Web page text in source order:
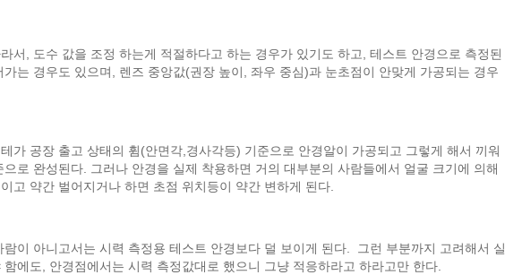
서, 도수 값을 조정 하는게 적절하다고 하는 경우가 있기도 하고, 테스트 안경으로 측정된
는 경우도 있으며, 렌즈 중앙값(권장 높이, 좌우 중심)과 눈초점이 안맞게 가공되는 경우
가 공장 출고 상태의 휨(안면각,경사각등) 기준으로 안경알이 가공되고 그렇게 해서 끼워
로 완성된다. 그러나 안경을 실제 착용하면 거의 대부분의 사람들에서 얼굴 크기에 의해
고 약간 벌어지거나 하면 초점 위치등이 약간 변하게 된다.
이 아니고서는 시력 측정용 테스트 안경보다 덜 보이게 된다. 그런 부분까지 고려해서 실
에도, 안경점에서는 시력 측정값대로 했으니 그냥 적응하라고 하라고만 한다.